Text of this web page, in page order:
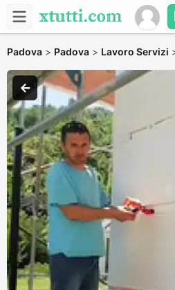
Padova > Padova > Lavoro Servizi